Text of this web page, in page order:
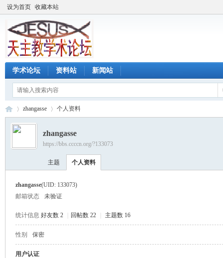
设为首页 收藏本站
学术论坛 资料站 新闻站
›
zhangasse 个人资料
zhangasse
https://bbs.ccccn.org/?133073
主题 个人资料
zhangasse(UID: 133073)
邮箱状态
未验证
统计信息 好友数 2 回帖数 22 主题数 16
性别 保密
用户认证